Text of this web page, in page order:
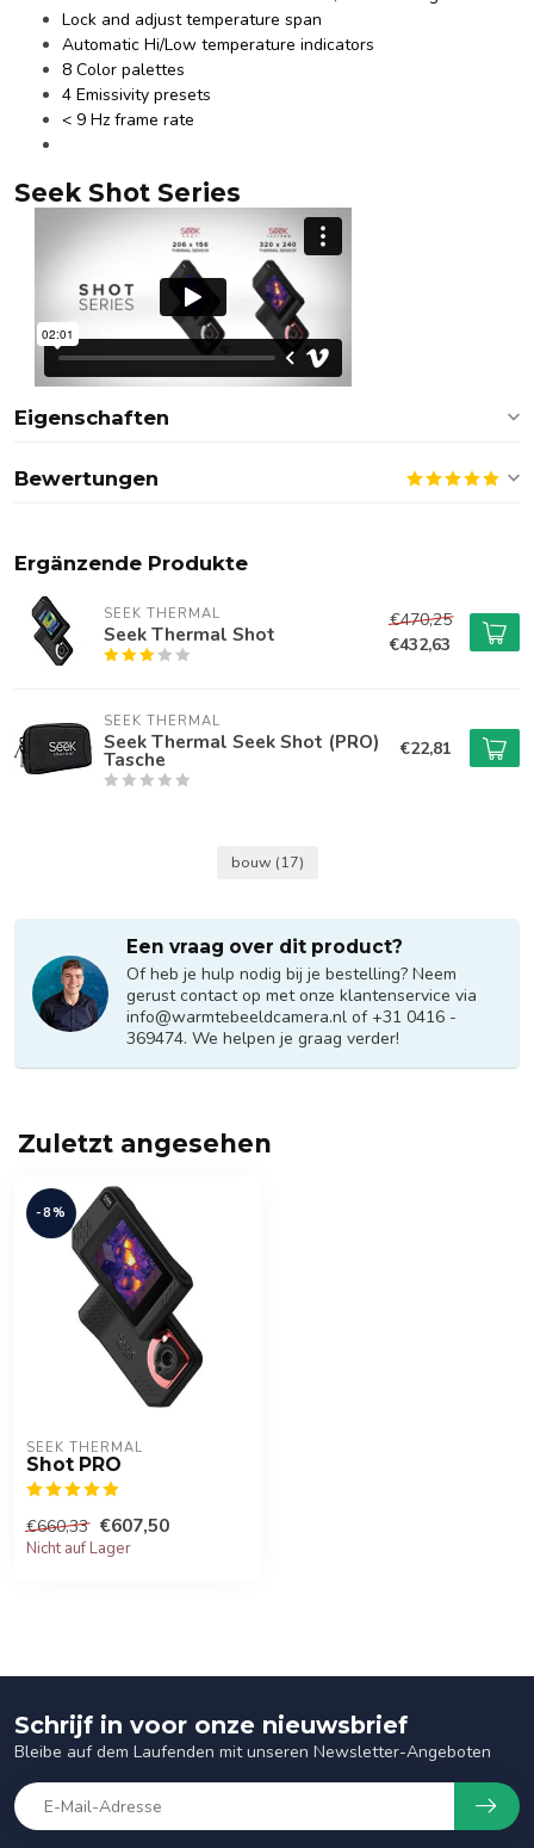
Lock and adjust temperature span​
Automatic Hi/Low temperature indicators
8 Color palettes
4 Emissivity presets
< 9 Hz frame rate
Seek Shot Series
Eigenschaften
Bewertungen
Ergänzende Produkte
SEEK THERMAL
Seek Thermal Shot
€470,25
€432,63
SEEK THERMAL
Seek Thermal Seek Shot (PRO)
Tasche €22,81
bouw (17)
Een vraag over dit product?
Of heb je hulp nodig bij je bestelling? Neem
gerust contact op met onze klantenservice via
info@warmtebeeldcamera.nl of +31 0416 -
369474. We helpen je graag verder!
Zuletzt angesehen
-8%
SEEK THERMAL
Shot PRO
€660,33 €607,50
Nicht auf Lager
Schrijf in voor onze nieuwsbrief
Bleibe auf dem Laufenden mit unseren Newsletter-Angeboten